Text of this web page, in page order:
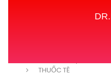
THUỐC TÊ